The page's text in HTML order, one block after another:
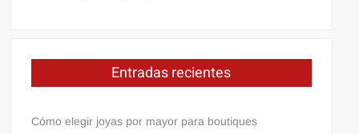
Entradas recientes
Cómo elegir joyas por mayor para boutiques